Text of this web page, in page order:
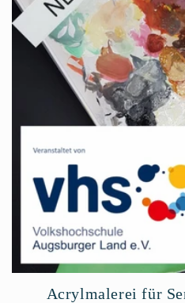
Acrylmalerei für